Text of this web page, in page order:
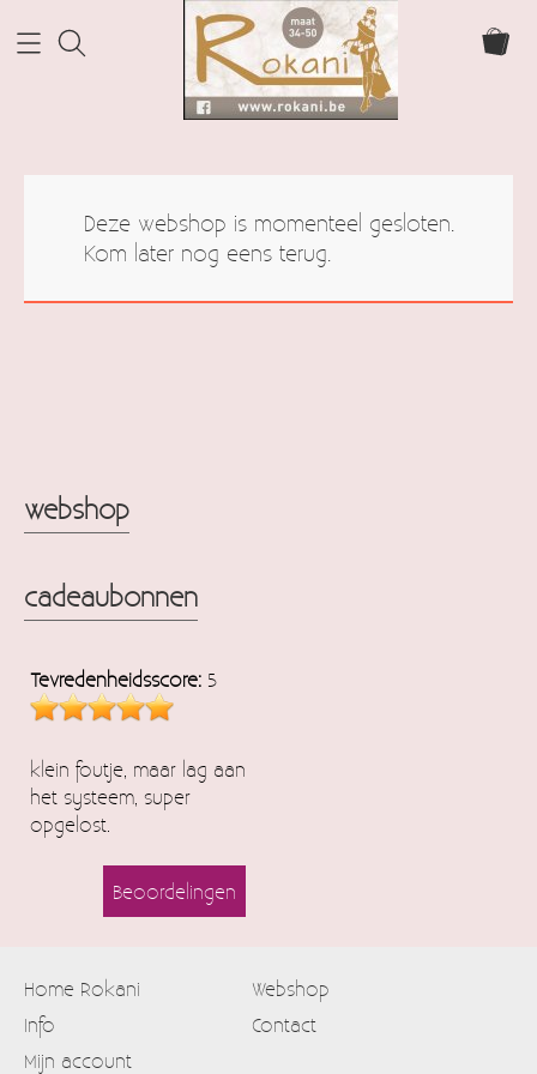
Webshop
webshop
cadeaubonnen
Tevredenheidsscore: 5
klein foutje, maar lag aan
het systeem, super
opgelost.
Beoordelingen
Deze webshop is momenteel gesloten.
Kom later nog eens terug.
Home Rokani
Webshop
Info
Contact
Mijn account